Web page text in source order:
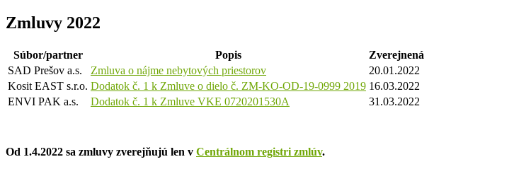
Zmluvy 2022
Súbor/partner Popis
Zverejnená
SAD Prešov a.s.
Zmluva o nájme nebytových priestorov
20.01.2022
Kosit EAST s.r.o. Dodatok č. 1 k Zmluve o dielo č. ZM-KO-OD-19-0999 2019 16.03.2022
ENVI PAK a.s.
Dodatok č. 1 k Zmluve VKE 0720201530A 31.03.2022
Od 1.4.2022 sa zmluvy zverejňujú len v Centrálnom registri zmlúv.